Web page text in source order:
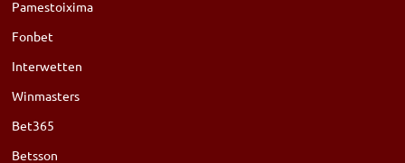
Pamestoixima
Fonbet
Interwetten
Winmasters
Bet365
Betsson